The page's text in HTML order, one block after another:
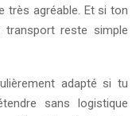
très agréable. Et si ton
reste simple
adapté si tu
sans logistique